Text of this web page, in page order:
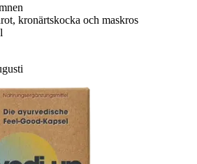
kronärtskocka och maskros